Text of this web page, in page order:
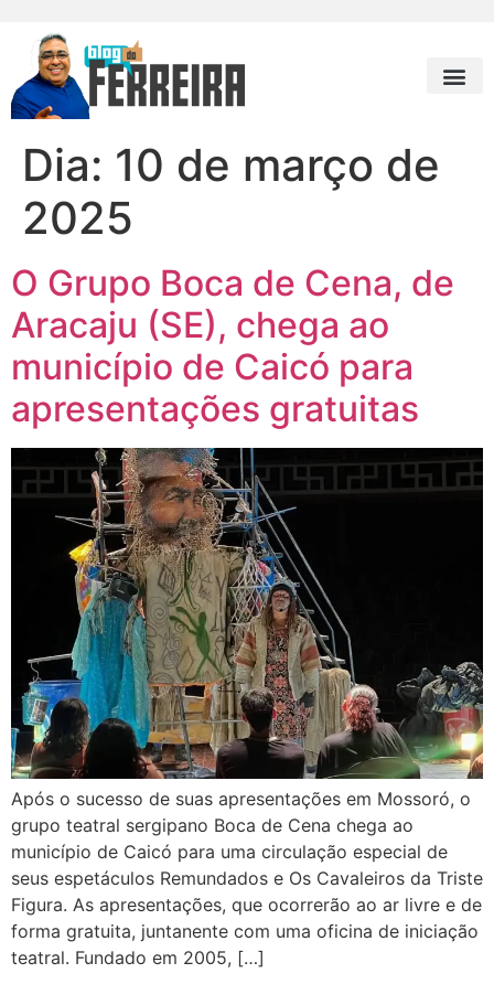
Dia: 10 de março de
2025
O Grupo Boca de Cena, de
Aracaju (SE), chega ao
município de Caicó para
apresentações gratuitas
Após o sucesso de suas apresentações em Mossoró, o
grupo teatral sergipano Boca de Cena chega ao
município de Caicó para uma circulação especial de
seus espetáculos Remundados e Os Cavaleiros da Triste
Figura. As apresentações, que ocorrerão ao ar livre e de
forma gratuita, juntanente com uma oficina de iniciação
teatral. Fundado em 2005, […]